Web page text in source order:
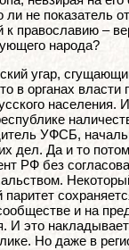
не показатель
к православию –
народа?
угар,
в органах власти
населения.
УФСБ,
дел. Да и то
РФ без
паритет
и на
И это
Но даже в